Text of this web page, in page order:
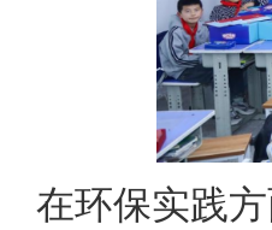
在环保实践